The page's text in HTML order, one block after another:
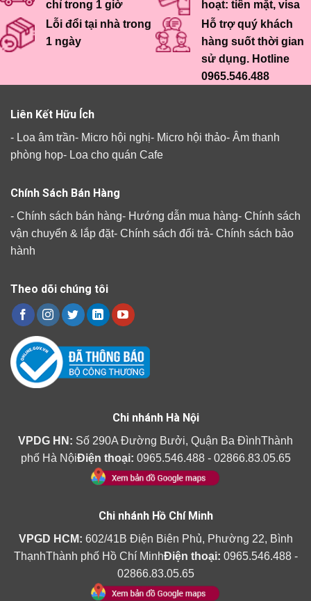
chỉ trong 1 giờ
hoạt: tiền mặt, visa
Lỗi đổi tại nhà trong
1 ngày
Hỗ trợ quý khách
hàng suốt thời gian
sử dụng. Hotline
0965.546.488
Liên Kết Hữu Ích
- Loa âm trần- Micro hội nghị- Micro hội thảo- Âm thanh
phòng họp- Loa cho quán Cafe
Chính Sách Bán Hàng
- Chính sách bán hàng- Hướng dẫn mua hàng- Chính sách
vận chuyển & lắp đặt- Chính sách đổi trả- Chính sách bảo
hành
Theo dõi chúng tôi
Chi nhánh Hà Nội
VPDG HN: Số 290A Đường Bưởi, Quận Ba ĐìnhThành
phố Hà NộiĐiện thoại: 0965.546.488 - 02866.83.05.65
Chi nhánh Hồ Chí Minh
VPGD HCM: 602/41B Điện Biên Phủ, Phường 22, Bình
ThạnhThành phố Hồ Chí MinhĐiện thoại: 0965.546.488 -
02866.83.05.65